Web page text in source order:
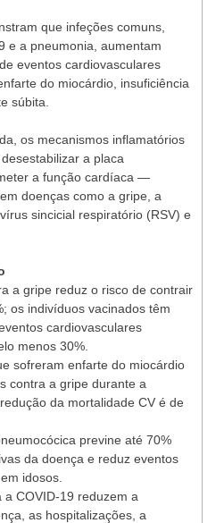
que infeções comuns,
e a pneumonia, aumentam
eventos cardiovasculares
do miocárdio, insuficiência
súbita.
os mecanismos inflamatórios
a placa
a função cardíaca —
doenças como a gripe, a
sincicial respiratório (RSV) e
a gripe reduz o risco de contrair
os indivíduos vacinados têm
cardiovasculares
menos 30%.
sofreram enfarte do miocárdio
contra a gripe durante a
da mortalidade CV é de
previne até 70%
da doença e reduz eventos
idosos.
a COVID-19 reduzem a
as hospitalizações, a